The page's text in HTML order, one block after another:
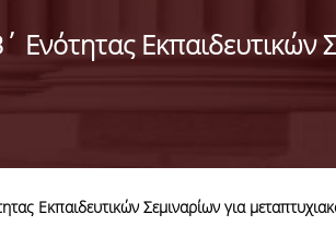
Ενότητας Εκπαιδευτικών
Εκπαιδευτικών Σεμιναρίων για